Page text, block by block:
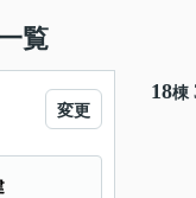
覧
18棟
変更